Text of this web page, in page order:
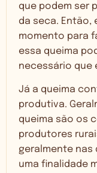
que podem ser
da seca. Então,
momento para
essa queima
necessário que
Já a queima
produtiva.
queima são os
produtores
geralmente nas
uma finalidade